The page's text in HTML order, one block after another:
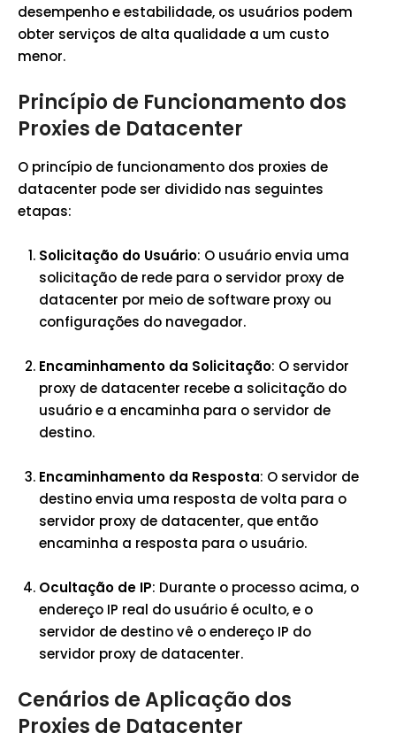
desempenho e estabilidade, os usuários podem
obter serviços de alta qualidade a um custo
menor.
Princípio de Funcionamento dos
Proxies de Datacenter
O princípio de funcionamento dos proxies de
datacenter pode ser dividido nas seguintes
etapas:
Solicitação do Usuário: O usuário envia uma
solicitação de rede para o servidor proxy de
datacenter por meio de software proxy ou
configurações do navegador.
Encaminhamento da Solicitação: O servidor
proxy de datacenter recebe a solicitação do
usuário e a encaminha para o servidor de
destino.
Encaminhamento da Resposta: O servidor de
destino envia uma resposta de volta para o
servidor proxy de datacenter, que então
encaminha a resposta para o usuário.
Ocultação de IP: Durante o processo acima, o
endereço IP real do usuário é oculto, e o
servidor de destino vê o endereço IP do
servidor proxy de datacenter.
Cenários de Aplicação dos
Proxies de Datacenter